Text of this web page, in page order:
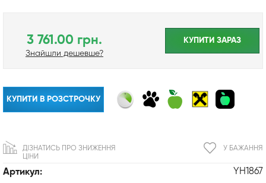
Артикул: YH1867
3 761.00 грн.
Знайшли дешевше?
КУПИТИ ЗАРАЗ
КУПИТИ В РОЗСТРОЧКУ
У БАЖАННЯ
ДІЗНАТИСЬ ПРО ЗНИЖЕННЯ
ЦІНИ